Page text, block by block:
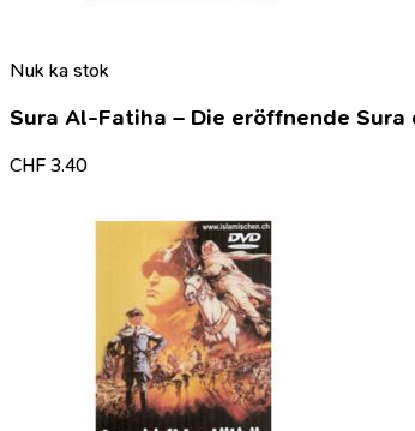
Nuk ka stok
Sura Al-Fatiha – Die eröffnende Sura
CHF 3.40